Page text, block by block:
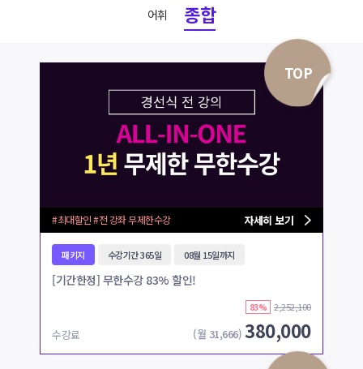
어휘 종합
TOP
#최대할인 #전 강좌 무제한수강 자세히 보기
패키지 수강기간 365일 08월 15일까지
[기간한정] 무한수강 83% 할인!
83% 2,252,100
수강료 (월 31,666) 380,000